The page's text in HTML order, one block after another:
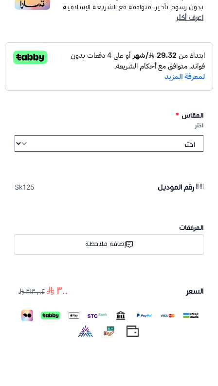
بدون رسوم تأخير، متوافقة مع الشريعة الإسلامية
اعرف أكثر
المقاس *
اختر
رقم الموديل Sk125
المرفقات
إضافة ملاحظة
السعر ٣٠٠ ٣١٣٫٠٤